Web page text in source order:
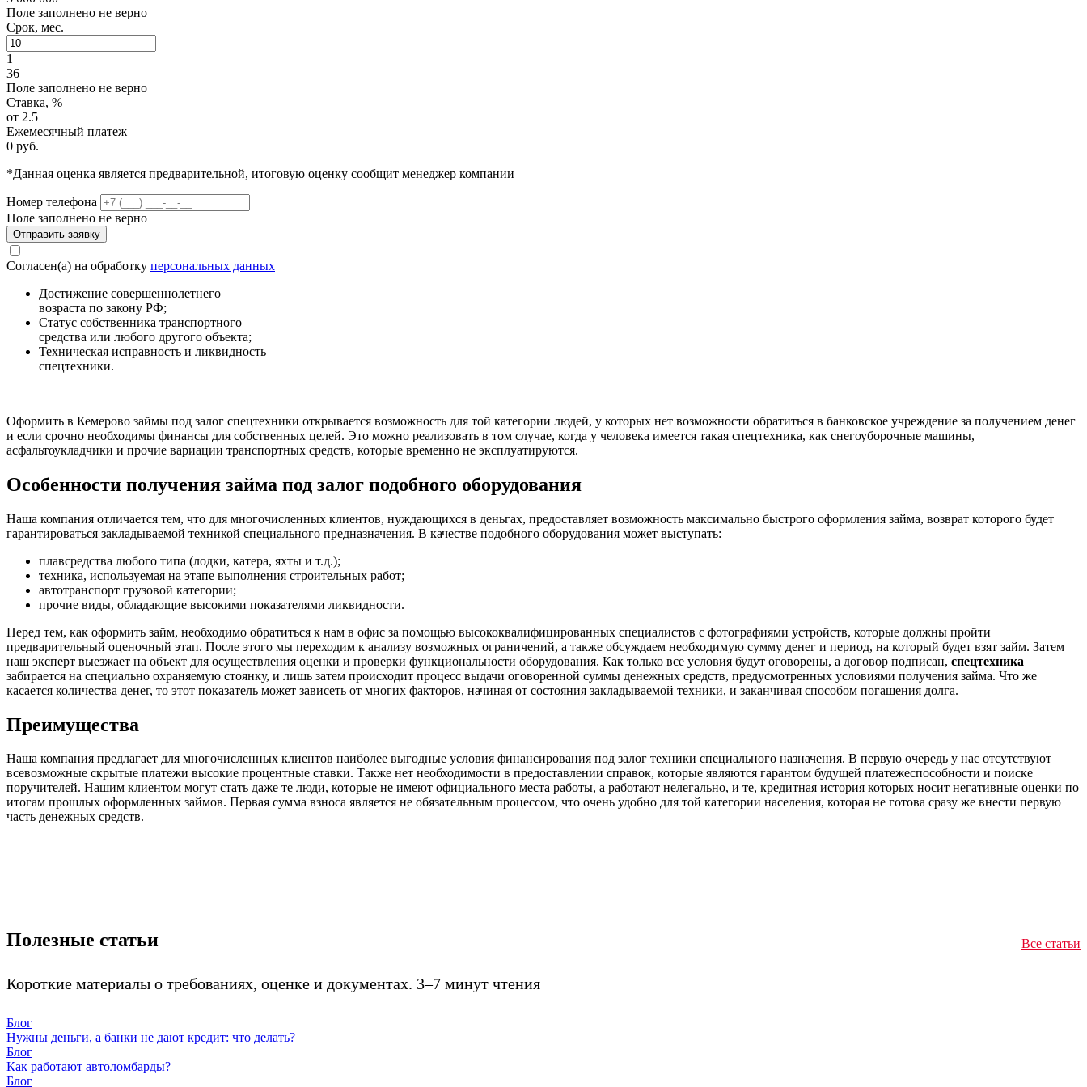
Поле заполнено не верно
Срок, мес.
1
36
Поле заполнено не верно
Ставка, %
от 2.5
Ежемесячный платеж
0 руб.
*Данная оценка является предварительной, итоговую оценку сообщит менеджер компании
Номер телефона
Поле заполнено не верно
Отправить заявку
Согласен(а) на обработку персональных данных
Достижение совершеннолетнего
возраста по закону РФ;
Статус собственника транспортного
средства или любого другого объекта;
Техническая исправность и ликвидность
спецтехники.
Оформить в Кемерово займы под залог спецтехники открывается возможность для той категории людей, у которых нет возможности обратиться в банковское учреждение за получением денег
и если срочно необходимы финансы для собственных целей. Это можно реализовать в том случае, когда у человека имеется такая спецтехника, как снегоуборочные машины,
асфальтоукладчики и прочие вариации транспортных средств, которые временно не эксплуатируются.
Особенности получения займа под залог подобного оборудования
Наша компания отличается тем, что для многочисленных клиентов, нуждающихся в деньгах, предоставляет возможность максимально быстрого оформления займа, возврат которого будет
гарантироваться закладываемой техникой специального предназначения. В качестве подобного оборудования может выступать:
плавсредства любого типа (лодки, катера, яхты и т.д.);
техника, используемая на этапе выполнения строительных работ;
автотранспорт грузовой категории;
прочие виды, обладающие высокими показателями ликвидности.
Перед тем, как оформить займ, необходимо обратиться к нам в офис за помощью высококвалифицированных специалистов с фотографиями устройств, которые должны пройти
предварительный оценочный этап. После этого мы переходим к анализу возможных ограничений, а также обсуждаем необходимую сумму денег и период, на который будет взят займ. Затем
наш эксперт выезжает на объект для осуществления оценки и проверки функциональности оборудования. Как только все условия будут оговорены, а договор подписан, спецтехника
забирается на специально охраняемую стоянку, и лишь затем происходит процесс выдачи оговоренной суммы денежных средств, предусмотренных условиями получения займа. Что же
касается количества денег, то этот показатель может зависеть от многих факторов, начиная от состояния закладываемой техники, и заканчивая способом погашения долга.
Преимущества
Наша компания предлагает для многочисленных клиентов наиболее выгодные условия финансирования под залог техники специального назначения. В первую очередь у нас отсутствуют
всевозможные скрытые платежи высокие процентные ставки. Также нет необходимости в предоставлении справок, которые являются гарантом будущей платежеспособности и поиске
поручителей. Нашим клиентом могут стать даже те люди, которые не имеют официального места работы, а работают нелегально, и те, кредитная история которых носит негативные оценки по
итогам прошлых оформленных займов. Первая сумма взноса является не обязательным процессом, что очень удобно для той категории населения, которая не готова сразу же внести первую
часть денежных средств.
Полезные статьи Все статьи
Короткие материалы о требованиях, оценке и документах. 3–7 минут чтения
Блог
Нужны деньги, а банки не дают кредит: что делать?
Блог
Как работают автоломбарды?
Блог